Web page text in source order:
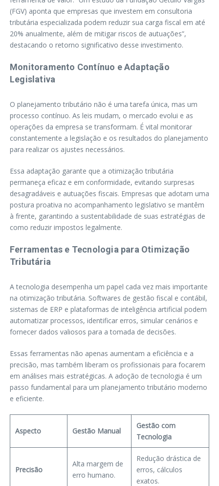
(FGV) aponta que empresas que investem em consultoria
tributária especializada podem reduzir sua carga fiscal em até
20% anualmente, além de mitigar riscos de autuações”,
destacando o retorno significativo desse investimento.
Monitoramento Contínuo e Adaptação
Legislativa
O planejamento tributário não é uma tarefa única, mas um
processo contínuo. As leis mudam, o mercado evolui e as
operações da empresa se transformam. É vital monitorar
constantemente a legislação e os resultados do planejamento
para realizar os ajustes necessários.
Essa adaptação garante que a otimização tributária
permaneça eficaz e em conformidade, evitando surpresas
desagradáveis e autuações fiscais. Empresas que adotam uma
postura proativa no acompanhamento legislativo se mantêm
à frente, garantindo a sustentabilidade de suas estratégias de
como reduzir impostos legalmente.
Ferramentas e Tecnologia para Otimização
Tributária
A tecnologia desempenha um papel cada vez mais importante
na otimização tributária. Softwares de gestão fiscal e contábil,
sistemas de ERP e plataformas de inteligência artificial podem
automatizar processos, identificar erros, simular cenários e
fornecer dados valiosos para a tomada de decisões.
Essas ferramentas não apenas aumentam a eficiência e a
precisão, mas também liberam os profissionais para focarem
em análises mais estratégicas. A adoção de tecnologia é um
passo fundamental para um planejamento tributário moderno
e eficiente.
Aspecto Gestão Manual
Gestão com
Tecnologia
Precisão
Alta margem de
erro humano.
Redução drástica de
erros, cálculos
exatos.